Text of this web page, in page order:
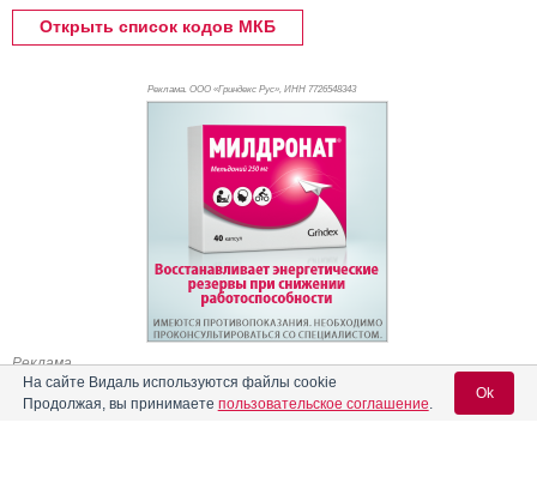
Открыть список кодов МКБ
Реклама. ООО «Гриндекс Рус», ИНН 7726548343
Реклама
На сайте Видаль используются файлы cookie
Продолжая, вы принимаете пользовательское соглашение.
Ok